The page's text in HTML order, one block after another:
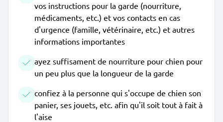
vos instructions pour la garde (nourriture,
médicaments, etc.) et vos contacts en cas
d'urgence (famille, vétérinaire, etc.) et autres
informations importantes
ayez suffisament de nourriture pour chien pour
un peu plus que la longueur de la garde
confiez à la personne qui s'occupe de chien son
panier, ses jouets, etc. afin qu'il soit tout à fait à
l'aise